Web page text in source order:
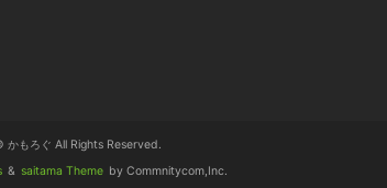
もろぐ All Rights Reserved.
& saitama Theme by Commnitycom,Inc.